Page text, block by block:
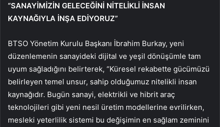
“SANAYİMİZİN GELECEĞİNİ NİTELİKLİ İNSAN
KAYNAĞIYLA İNŞA EDİYORUZ”
BTSO Yönetim Kurulu Başkanı İbrahim Burkay, yeni
düzenlemenin sanayideki dijital ve yeşil dönüşümle tam
uyum sağladığını belirterek, “Küresel rekabette gücümüzü
belirleyen temel unsur, sahip olduğumuz nitelikli insan
kaynağıdır. Bugün sanayi, elektrikli ve hibrit araç
teknolojileri gibi yeni nesil üretim modellerine evrilirken,
mesleki yeterlilik sistemi bu değişimin en sağlam zeminini